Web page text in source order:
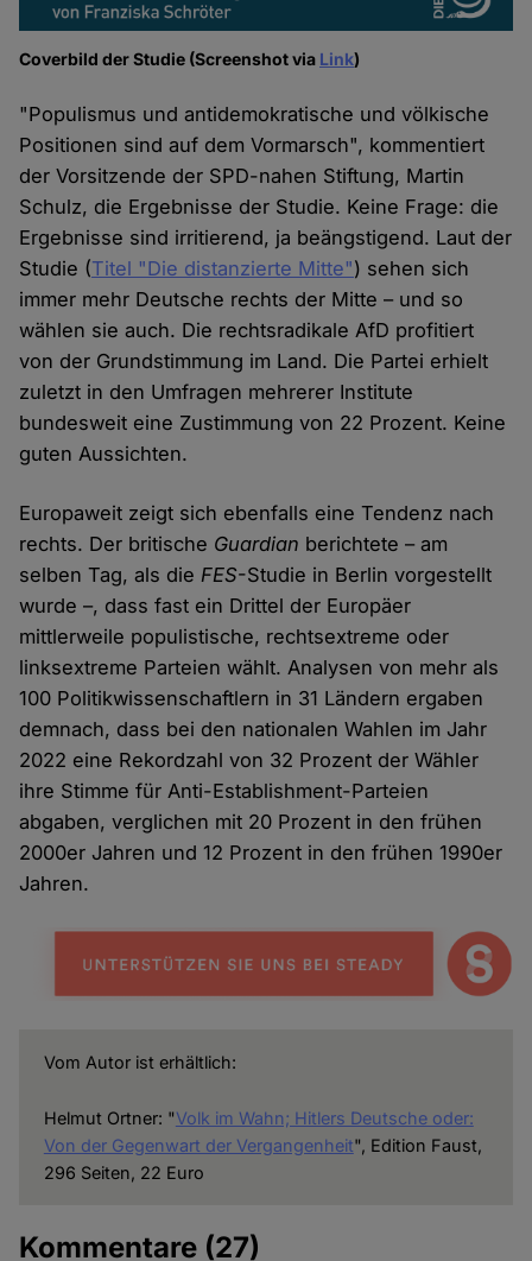
Coverbild der Studie (Screenshot via Link)
"Populismus und antidemokratische und völkische
Positionen sind auf dem Vormarsch", kommentiert
der Vorsitzende der SPD-nahen Stiftung, Martin
Schulz, die Ergebnisse der Studie. Keine Frage: die
Ergebnisse sind irritierend, ja beängstigend. Laut der
Studie (Titel "Die distanzierte Mitte") sehen sich
immer mehr Deutsche rechts der Mitte – und so
wählen sie auch. Die rechtsradikale AfD profitiert
von der Grundstimmung im Land. Die Partei erhielt
zuletzt in den Umfragen mehrerer Institute
bundesweit eine Zustimmung von 22 Prozent. Keine
guten Aussichten.
Europaweit zeigt sich ebenfalls eine Tendenz nach
rechts. Der britische Guardian berichtete – am
selben Tag, als die FES-Studie in Berlin vorgestellt
wurde –, dass fast ein Drittel der Europäer
mittlerweile populistische, rechtsextreme oder
linksextreme Parteien wählt. Analysen von mehr als
100 Politikwissenschaftlern in 31 Ländern ergaben
demnach, dass bei den nationalen Wahlen im Jahr
2022 eine Rekordzahl von 32 Prozent der Wähler
ihre Stimme für Anti-Establishment-Parteien
abgaben, verglichen mit 20 Prozent in den frühen
2000er Jahren und 12 Prozent in den frühen 1990er
Jahren.
Vom Autor ist erhältlich:
Helmut Ortner: "Volk im Wahn; Hitlers Deutsche oder:
Von der Gegenwart der Vergangenheit", Edition Faust,
296 Seiten, 22 Euro
Kommentare (27)